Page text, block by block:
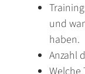
und
haben.
Anzahl